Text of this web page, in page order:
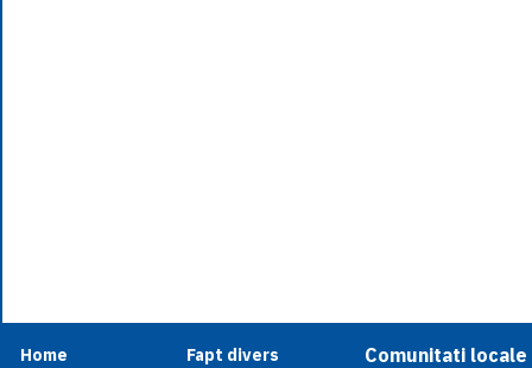
Home
Fapt divers
Comunitati locale